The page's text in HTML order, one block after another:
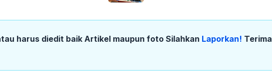
harus diedit baik Artikel maupun foto Silahkan Laporkan! Terima